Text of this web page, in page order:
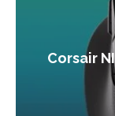
Corsair